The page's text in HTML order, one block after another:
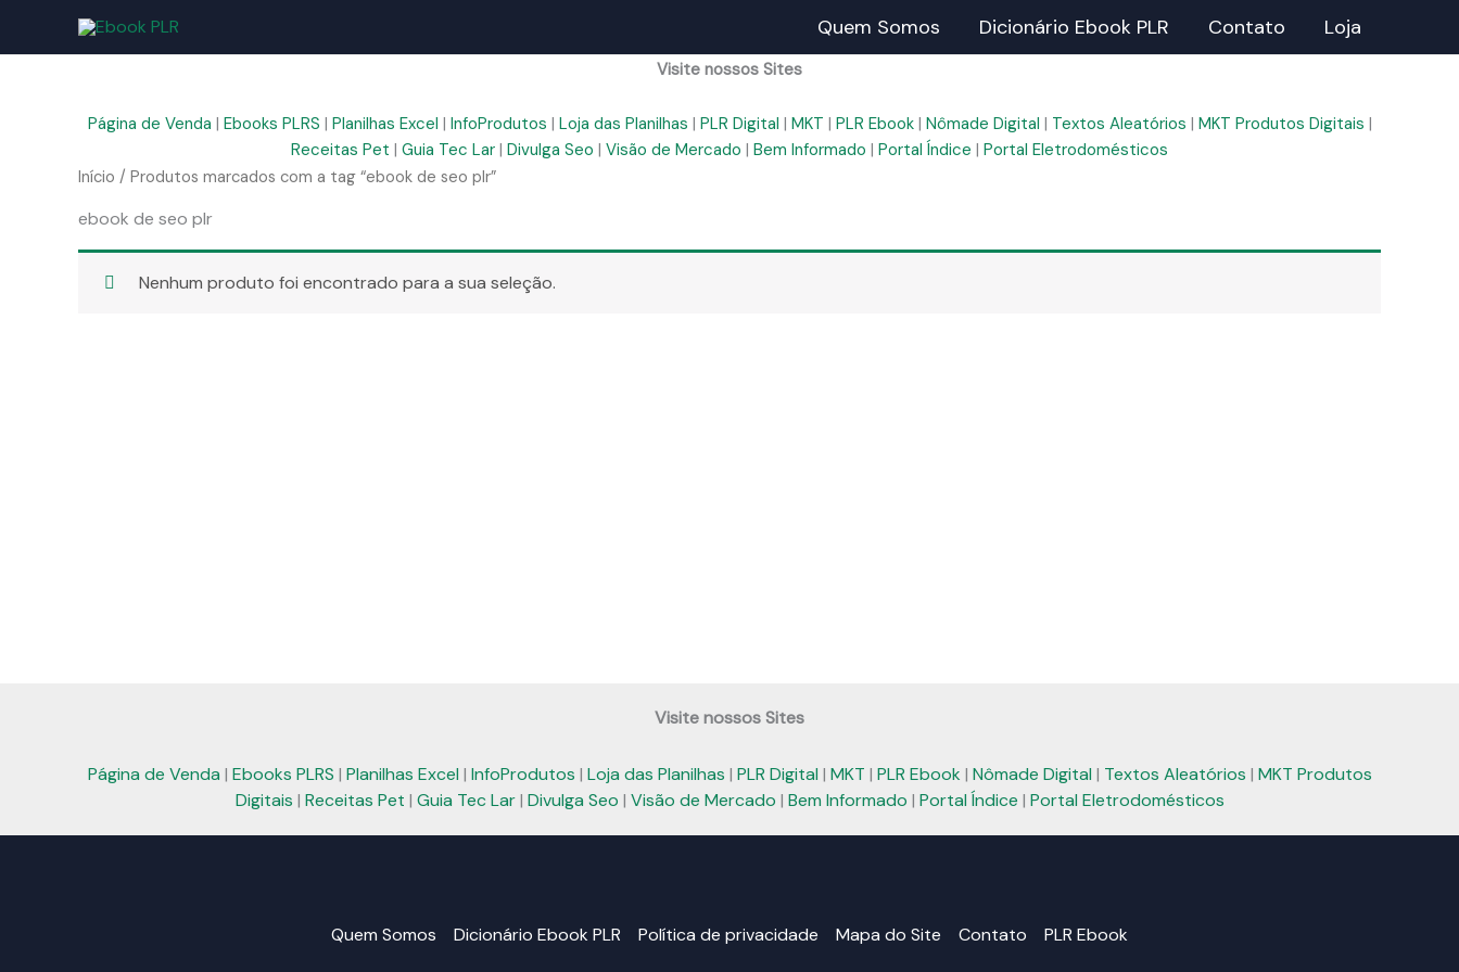
Quem Somos Dicionário Ebook PLR Contato Loja
Visite nossos Sites
Página de Venda | Ebooks PLRS | Planilhas Excel | InfoProdutos | Loja das Planilhas | PLR Digital | MKT | PLR Ebook| Nômade Digital | Textos Aleatórios | MKT Produtos Digitais |
Receitas Pet | Guia Tec Lar | Divulga Seo | Visão de Mercado | Bem Informado | Portal Índice | Portal Eletrodomésticos
Início / Produtos marcados com a tag “ebook de seo plr”
ebook de seo plr
Nenhum produto foi encontrado para a sua seleção.
Visite nossos Sites
Página de Venda | Ebooks PLRS | Planilhas Excel | InfoProdutos | Loja das Planilhas | PLR Digital | MKT | PLR Ebook | Nômade Digital | Textos Aleatórios | MKT Produtos
Digitais | Receitas Pet | Guia Tec Lar| Divulga Seo | Visão de Mercado | Bem Informado | Portal Índice | Portal Eletrodomésticos
Quem Somos Dicionário Ebook PLR Política de privacidade Mapa do Site Contato PLR Ebook